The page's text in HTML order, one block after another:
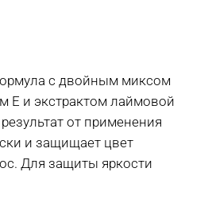
с двойным миксом
Е и экстрактом лаймовой
от применения
и защищает цвет
Для защиты яркости